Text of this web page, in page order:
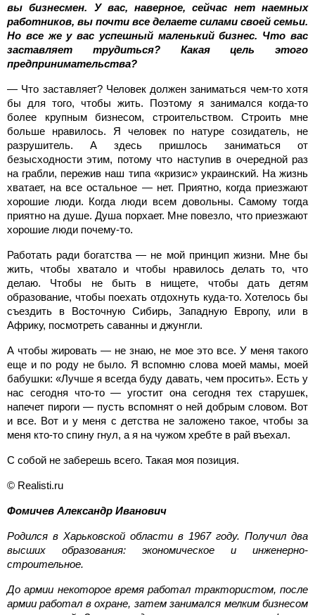
вы бизнесмен. У вас, наверное, сейчас нет наемных
работников, вы почти все делаете силами своей семьи.
Но все же у вас успешный маленький бизнес. Что вас
заставляет трудиться? Какая цель этого
предпринимательства?
— Что заставляет? Человек должен заниматься чем-то хотя
бы для того, чтобы жить. Поэтому я занимался когда-то
более крупным бизнесом, строительством. Строить мне
больше нравилось. Я человек по натуре созидатель, не
разрушитель. А здесь пришлось заниматься от
безысходности этим, потому что наступив в очередной раз
на грабли, пережив наш типа «кризис» украинский. На жизнь
хватает, на все остальное — нет. Приятно, когда приезжают
хорошие люди. Когда люди всем довольны. Самому тогда
приятно на душе. Душа порхает. Мне повезло, что приезжают
хорошие люди почему-то.
Работать ради богатства — не мой принцип жизни. Мне бы
жить, чтобы хватало и чтобы нравилось делать то, что
делаю. Чтобы не быть в нищете, чтобы дать детям
образование, чтобы поехать отдохнуть куда-то. Хотелось бы
съездить в Восточную Сибирь, Западную Европу, или в
Африку, посмотреть саванны и джунгли.
А чтобы жировать — не знаю, не мое это все. У меня такого
еще и по роду не было. Я вспомню слова моей мамы, моей
бабушки: «Лучше я всегда буду давать, чем просить». Есть у
нас сегодня что-то — угостит она сегодня тех старушек,
напечет пироги — пусть вспомнят о ней добрым словом. Вот
и все. Вот и у меня с детства не заложено такое, чтобы за
меня кто-то спину гнул, а я на чужом хребте в рай въехал.
С собой не заберешь всего. Такая моя позиция.
© Realisti.ru
Фомичев Александр Иванович
Родился в Харьковской области в 1967 году. Получил два
высших образования: экономическое и инженерно-
строительное.
До армии некоторое время работал трактористом, после
армии работал в охране, затем занимался мелким бизнесом